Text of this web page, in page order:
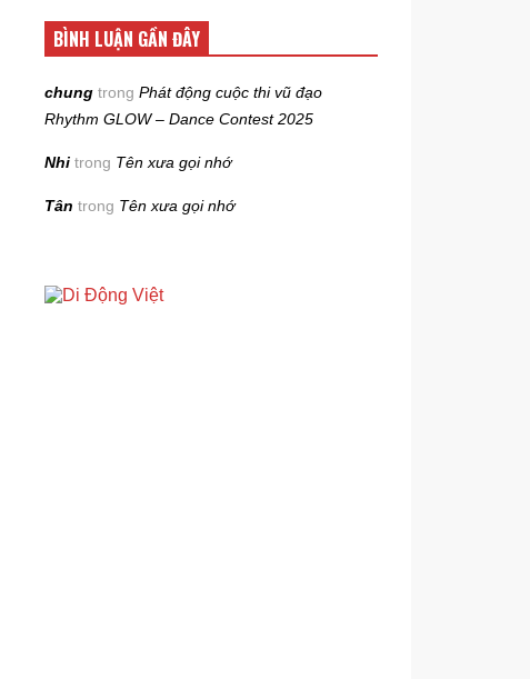
BÌNH LUẬN GẦN ĐÂY
chung trongPhát động cuộc thi vũ đạo
Rhythm GLOW – Dance Contest 2025
Nhi trong Tên xưa gọi nhớ
Tân trong Tên xưa gọi nhớ